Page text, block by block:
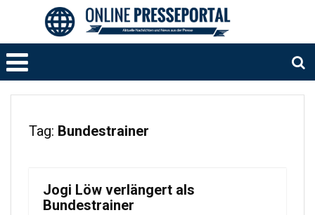
Tag: Bundestrainer
Jogi Löw verlängert als
Bundestrainer